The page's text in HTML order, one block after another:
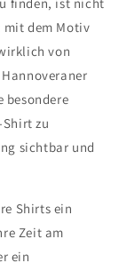
finden, ist nicht
mit dem Motiv
von
besondere
zu
sichtbar und
Shirts ein
Zeit am
ein